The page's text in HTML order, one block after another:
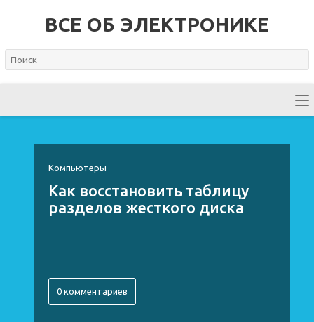
ВСЕ ОБ ЭЛЕКТРОНИКЕ
Компьютеры
Как восстановить таблицу
разделов жесткого диска
0 комментариев